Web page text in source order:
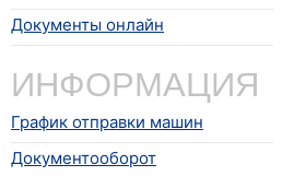
Документы онлайн
ИНФОРМАЦИЯ
График отправки машин
Документооборот